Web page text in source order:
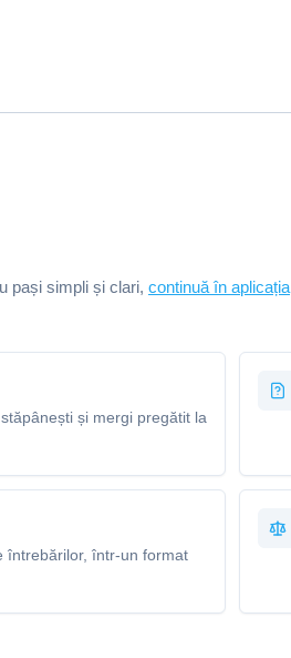
pași simpli și clari, continuă în aplicația
și mergi pregătit la
întrebărilor, într-un format